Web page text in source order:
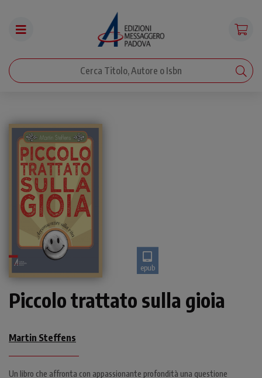
epub
Piccolo trattato sulla gioia
Martin Steffens
Un libro che affronta con appassionante profondità una questione